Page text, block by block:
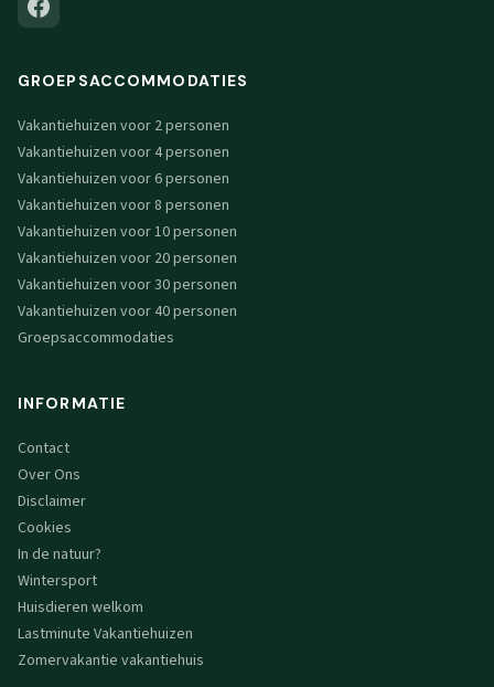
GROEPSACCOMMODATIES
Vakantiehuizen voor 2 personen
Vakantiehuizen voor 4 personen
Vakantiehuizen voor 6 personen
Vakantiehuizen voor 8 personen
Vakantiehuizen voor 10 personen
Vakantiehuizen voor 20 personen
Vakantiehuizen voor 30 personen
Vakantiehuizen voor 40 personen
Groepsaccommodaties
INFORMATIE
Contact
Over Ons
Disclaimer
Cookies
In de natuur?
Wintersport
Huisdieren welkom
Lastminute Vakantiehuizen
Zomervakantie vakantiehuis